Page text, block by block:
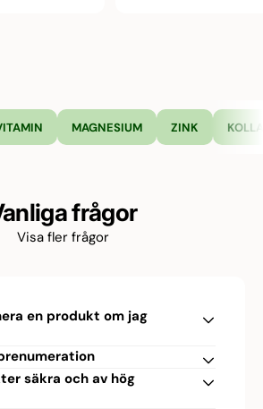
MAGNESIUM ZINK
frågor
Visa fler frågor
en produkt om jag
säkra och av hög